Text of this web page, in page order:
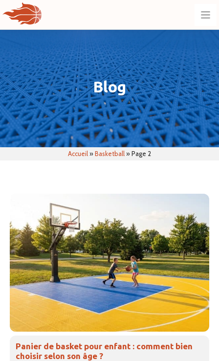
au
contenu
Blog
Accueil»Basketball»Page 2
Panier de basket pour enfant : comment bien
choisir selon son âge ?